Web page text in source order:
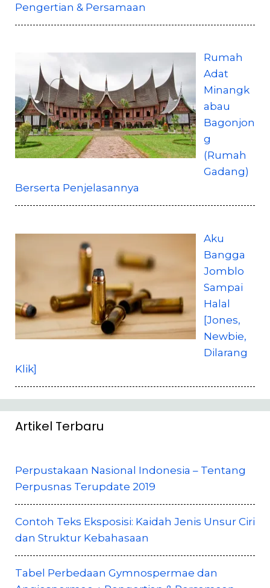
Pengertian & Persamaan
Rumah
Adat
Minangk
abau
Bagonjon
g
(Rumah
Gadang)
Berserta Penjelasannya
Aku
Bangga
Jomblo
Sampai
Halal
[Jones,
Newbie,
Dilarang
Klik]
Artikel Terbaru
Perpustakaan Nasional Indonesia – Tentang
Perpusnas Terupdate 2019
Contoh Teks Eksposisi: Kaidah Jenis Unsur Ciri
dan Struktur Kebahasaan
Tabel Perbedaan Gymnospermae dan